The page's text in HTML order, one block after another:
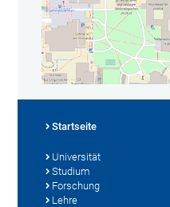
Startseite
Universität
Studium
Forschung
Lehre